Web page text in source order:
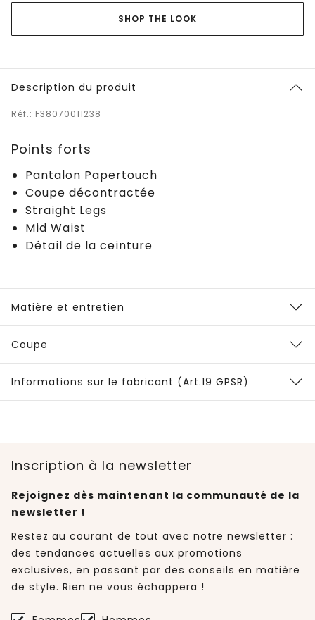
SHOP THE LOOK
Description du produit
Réf.: F38070011238
Points forts
Pantalon Papertouch
Coupe décontractée
Straight Legs
Mid Waist
Détail de la ceinture
Matière et entretien
Coupe
Informations sur le fabricant (Art.19 GPSR)
Inscription à la newsletter
Rejoignez dès maintenant la communauté de la
newsletter !
Restez au courant de tout avec notre newsletter :
des tendances actuelles aux promotions
exclusives, en passant par des conseils en matière
de style. Rien ne vous échappera !